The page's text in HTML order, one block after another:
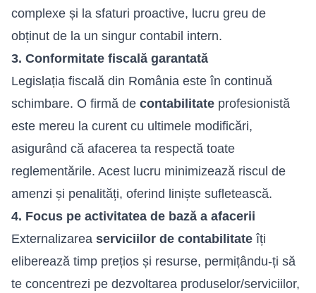
complexe și la sfaturi proactive, lucru greu de
obținut de la un singur contabil intern.
3. Conformitate fiscală garantată
Legislația fiscală din România este în continuă
schimbare. O firmă de contabilitate profesionistă
este mereu la curent cu ultimele modificări,
asigurând că afacerea ta respectă toate
reglementările. Acest lucru minimizează riscul de
amenzi și penalități, oferind liniște sufletească.
4. Focus pe activitatea de bază a afacerii
Externalizarea serviciilor de contabilitate îți
eliberează timp prețios și resurse, permițându-ți să
te concentrezi pe dezvoltarea produselor/serviciilor,